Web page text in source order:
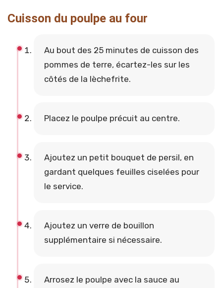
Cuisson du poulpe au four
Au bout des 25 minutes de cuisson des
pommes de terre, écartez-les sur les
côtés de la lèchefrite.
Placez le poulpe précuit au centre.
Ajoutez un petit bouquet de persil, en
gardant quelques feuilles ciselées pour
le service.
Ajoutez un verre de bouillon
supplémentaire si nécessaire.
Arrosez le poulpe avec la sauce au